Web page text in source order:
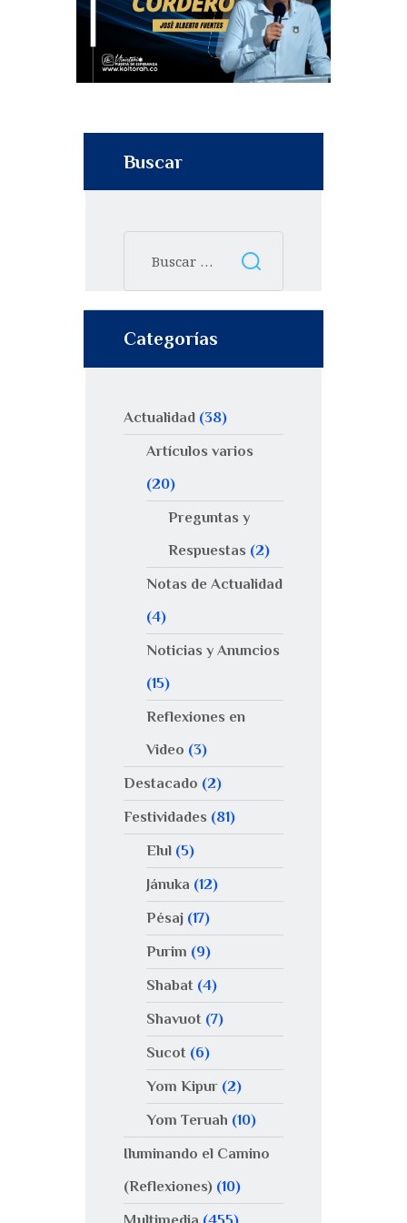
Buscar
Categorías
Actualidad (38)
Artículos varios
(20)
Preguntas y
Respuestas (2)
Notas de Actualidad
(4)
Noticias y Anuncios
(15)
Reflexiones en
Video (3)
Destacado (2)
Festividades (81)
Elul(5)
Jánuka (12)
Pésaj(17)
Purim (9)
Shabat(4)
Shavuot(7)
Sucot(6)
Yom Kipur(2)
Yom Teruah (10)
Iluminando el Camino
(Reflexiones) (10)